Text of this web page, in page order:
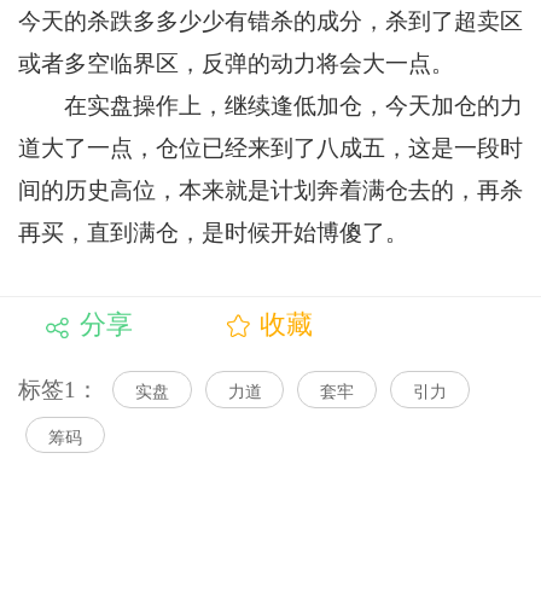
今天的杀跌多多少少有错杀的成分，杀到了超卖区
或者多空临界区，反弹的动力将会大一点。
在实盘操作上，继续逢低加仓，今天加仓的力
道大了一点，仓位已经来到了八成五，这是一段时
间的历史高位，本来就是计划奔着满仓去的，再杀
再买，直到满仓，是时候开始博傻了。
分享 收藏
标签1： 实盘 力道 套牢 引力
筹码